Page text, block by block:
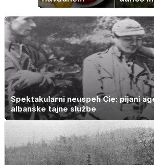
palačinke
zavidajo
Spektakularni neuspeh Cie: pijani
albanske tajne službe